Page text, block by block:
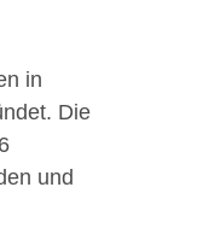
in
Die
und